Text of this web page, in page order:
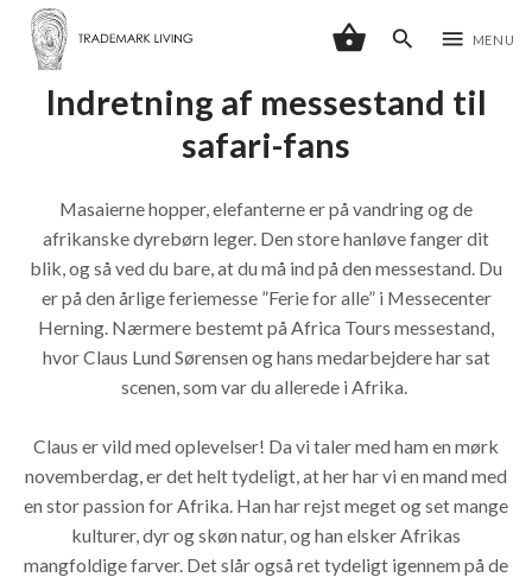
shopping_basket search menu MENU
Indretning af messestand til
safari-fans
Masaierne hopper, elefanterne er på vandring og de
afrikanske dyrebørn leger. Den store hanløve fanger dit
blik, og så ved du bare, at du må ind på den messestand. Du
er på den årlige feriemesse ”Ferie for alle” i Messecenter
Herning. Nærmere bestemt på Africa Tours messestand,
hvor Claus Lund Sørensen og hans medarbejdere har sat
scenen, som var du allerede i Afrika.
Claus er vild med oplevelser! Da vi taler med ham en mørk
novemberdag, er det helt tydeligt, at her har vi en mand med
en stor passion for Afrika. Han har rejst meget og set mange
kulturer, dyr og skøn natur, og han elsker Afrikas
mangfoldige farver. Det slår også ret tydeligt igennem på de